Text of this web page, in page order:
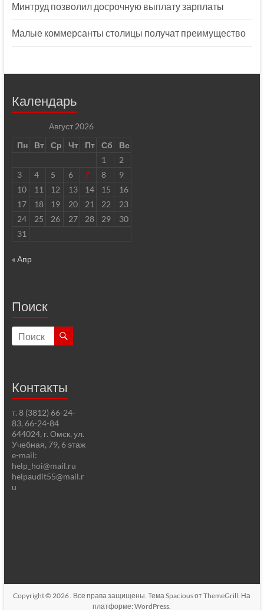
Минтруд позволил досрочную выплату зарплаты
Малые коммерсанты столицы получат преимущество
Календарь
Август 2026
Пн
Вт Ср Чт Пт Сб
Вс
1
2
3
4 5 6 7 8
9
10
11 12 13 14 15
16
17
18 19 20 21 22
23
24
25 26 27 28 29
30
31
« Апр
Поиск
Контакты
т. 8 (3812) 66-24-
83, 66-24-84
644024, г. Омск, ул.
Учебная, 79, 6 этаж
e-mail:
help_hoi@mail.ru
helpaudit55@mail.r
u
Copyright © 2026. Все права защищены. ТемаSpaciousот ThemeGrill. На
платформе:WordPress.